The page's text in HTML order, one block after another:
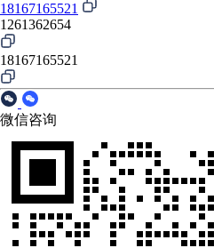
18167165521
1261362654
18167165521
微信咨询